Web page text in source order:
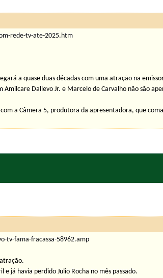
rede-tv-ate-2025.htm
a quase duas décadas com uma atração na
Dallevo Jr. e Marcelo de Carvalho não são
a Câmera 5, produtora da apresentadora, que
tv-fama-fracassa-58962.amp
já havia perdido Julio Rocha no mês passado.